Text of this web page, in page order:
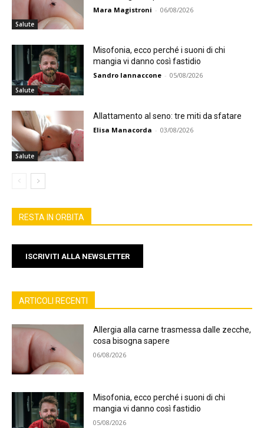
Salute
Mara Magistroni - 06/08/2026
Salute
Misofonia, ecco perché i suoni di chi
mangia vi danno così fastidio
Sandro Iannaccone - 05/08/2026
Salute
Allattamento al seno: tre miti da sfatare
Elisa Manacorda - 03/08/2026
RESTA IN ORBITA
ISCRIVITI ALLA NEWSLETTER
ARTICOLI RECENTI
Allergia alla carne trasmessa dalle zecche,
cosa bisogna sapere
06/08/2026
Misofonia, ecco perché i suoni di chi
mangia vi danno così fastidio
05/08/2026